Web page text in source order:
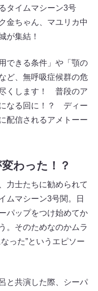
タイムマシーン3号
金ちゃん、マユリカ中
が集結！
できる条件」や「顎の
ど、無呼吸症候群の危
くします！ 普段のア
なる回に！？ ディー
配信されるアメトーー
わった！？
力士たちに勧められて
ムマシーン3号関。日
パップをつけ始めてか
。そのためなのかムラ
った”というエピソー
と共演した際、シーパ